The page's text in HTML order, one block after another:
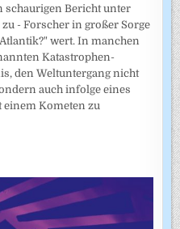
schaurigen Bericht unter
- Forscher in großer Sorge
wert. In manchen
Katastrophen-
den Weltuntergang nicht
auch infolge eines
einem Kometen zu